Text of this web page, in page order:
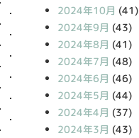
2024年10月 (41)
2024年9月 (43)
2024年8月 (41)
2024年7月 (48)
2024年6月 (46)
2024年5月 (44)
2024年4月 (37)
2024年3月 (43)